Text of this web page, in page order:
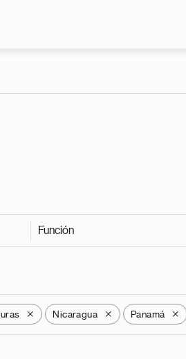
Función
X Nicaragua X Panamá X